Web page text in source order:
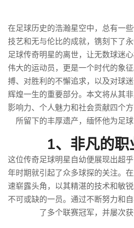
在足球历史的浩瀚星空中，总有一
技艺和无与伦比的成就，镌刻下了
足球传奇明星的离世，让无数球迷
伟大的运动员，更是一个时代的象
搏、对胜利的不懈追求，以及对球
辉煌一生的重要部分。本文将从其
影响力、个人魅力和社会贡献四个
所留下的丰厚遗产，缅怀他为足球
1、非凡的
这位传奇足球明星自幼便展现出超
年时期就引起了众多球探的关注。
速崭露头角，以其精湛的技术和敏
不可或缺的一员。通过不断努力和
了多个联赛冠军，并屡次获